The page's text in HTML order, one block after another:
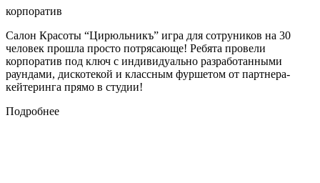
корпоратив
Салон Красоты “Цирюльникъ” игра для сотруников на 30
человек прошла просто потрясающе! Ребята провели
корпоратив под ключ с индивидуально разработанными
раундами, дискотекой и классным фуршетом от партнера-
кейтеринга прямо в студии!
Подробнее